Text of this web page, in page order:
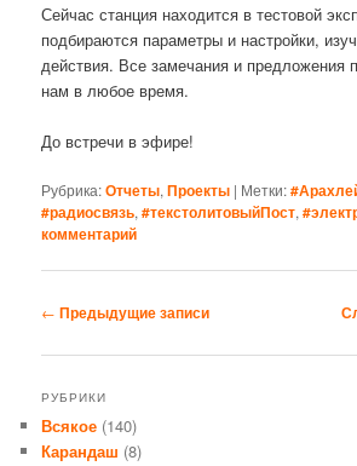
Сейчас станция находится в тестовой
подбираются параметры и настройки,
действия. Все замечания и предложения
нам в любое время.
До встречи в эфире!
Рубрика:Отчеты,Проекты | Метки:
#радиосвязь,#текстолитовыйПост,
комментарий
Навигация
записям
← Предыдущие записи
РУБРИКИ
Всякое (140)
Карандаш (8)